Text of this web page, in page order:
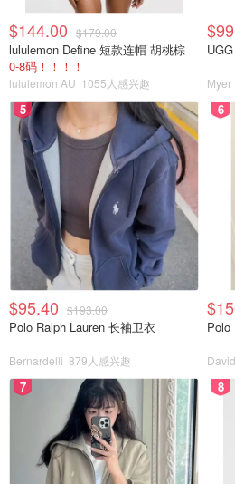
$144.00 $179.00
lululemon Define 短款连帽 胡桃棕
0-8码！！！！
lululemon AU 1055人感兴趣 Myer
5
$95.40 $193.00
Polo Ralph Lauren 长袖卫衣
Bernardelli 879人感兴趣
6
7 8